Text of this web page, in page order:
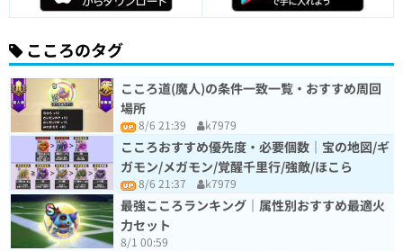
こころのタグ
こころ道(魔人)の条件一致一覧・おすすめ周回
場所
8/6 21:39 k7979
こころおすすめ優先度・必要個数｜宝の地図/ギ
ガモン/メガモン/覚醒千里行/強敵/ほこら
8/6 21:37 k7979
最強こころランキング｜属性別おすすめ最適火
力セット
8/1 00:59